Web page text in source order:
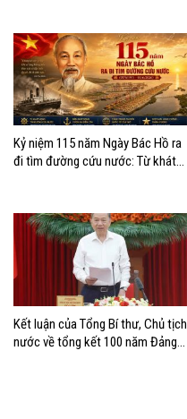
Kỷ niệm 115 năm Ngày Bác Hồ ra
đi tìm đường cứu nước: Từ khát
Kết luận của Tổng Bí thư, Chủ tịch
nước về tổng kết 100 năm Đảng